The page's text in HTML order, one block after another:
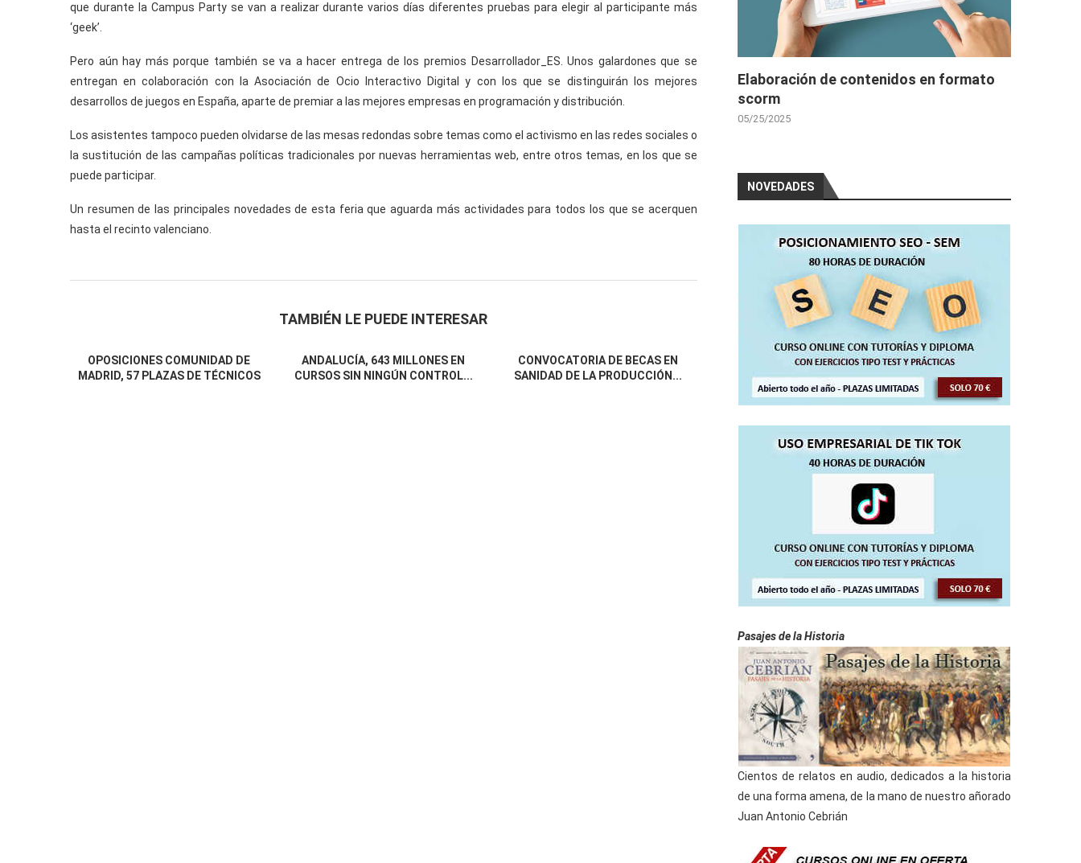
que durante la Campus Party se van a realizar durante varios días diferentes pruebas para elegir al participante más
‘geek’.
Pero aún hay más porque también se va a hacer entrega de los premios Desarrollador_ES. Unos galardones que se
entregan en colaboración con la Asociación de Ocio Interactivo Digital y con los que se distinguirán los mejores
desarrollos de juegos en España, aparte de premiar a las mejores empresas en programación y distribución.
Los asistentes tampoco pueden olvidarse de las mesas redondas sobre temas como el activismo en las redes sociales o
la sustitución de las campañas políticas tradicionales por nuevas herramientas web, entre otros temas, en los que se
puede participar.
Un resumen de las principales novedades de esta feria que aguarda más actividades para todos los que se acerquen
hasta el recinto valenciano.
TAMBIÉN LE PUEDE INTERESAR
OPOSICIONES COMUNIDAD DE
MADRID, 57 PLAZAS DE TÉCNICOS
ANDALUCÍA, 643 MILLONES EN
CURSOS SIN NINGÚN CONTROL...
CONVOCATORIA DE BECAS EN
SANIDAD DE LA PRODUCCIÓN...
Elaboración de contenidos en formato
scorm
05/25/2025
NOVEDADES
Pasajes de la Historia
Cientos de relatos en audio, dedicados a la historia
de una forma amena, de la mano de nuestro añorado
Juan Antonio Cebrián